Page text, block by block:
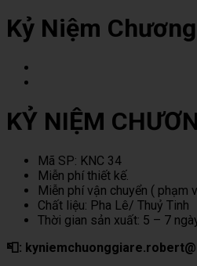
Kỷ Niệm
KỶ NIỆM
Mã SP: KNC 34
Miễn phí thiết kế.
Miễn phí vận chuyển ( phạm
Chất liệu: Pha Lê/ Thuỷ Tinh
Thời gian sản xuất: 5 – 7
📮: